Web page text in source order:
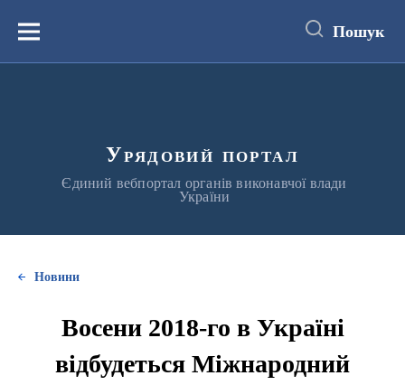
вмістуМеню Пошук
Урядовий портал
Єдиний вебпортал органів виконавчої влади
України
Новини
Восени 2018-го в Україні
відбудеться Міжнародний